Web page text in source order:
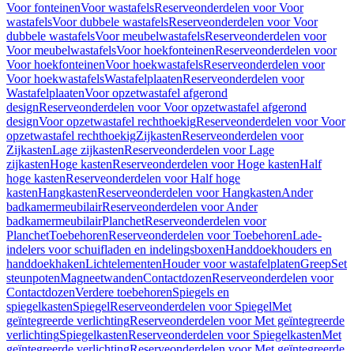
Voor fonteinenVoor wastafelsReserveonderdelen voor Voor
wastafelsVoor dubbele wastafelsReserveonderdelen voor Voor
dubbele wastafelsVoor meubelwastafelsReserveonderdelen voor
Voor meubelwastafelsVoor hoekfonteinenReserveonderdelen voor
Voor hoekfonteinenVoor hoekwastafelsReserveonderdelen voor
Voor hoekwastafelsWastafelplaatenReserveonderdelen voor
WastafelplaatenVoor opzetwastafel afgerond
designReserveonderdelen voor Voor opzetwastafel afgerond
designVoor opzetwastafel rechthoekigReserveonderdelen voor Voor
opzetwastafel rechthoekigZijkastenReserveonderdelen voor
ZijkastenLage zijkastenReserveonderdelen voor Lage
zijkastenHoge kastenReserveonderdelen voor Hoge kastenHalf
hoge kastenReserveonderdelen voor Half hoge
kastenHangkastenReserveonderdelen voor HangkastenAnder
badkamermeubilairReserveonderdelen voor Ander
badkamermeubilairPlanchetReserveonderdelen voor
PlanchetToebehorenReserveonderdelen voor ToebehorenLade-
indelers voor schuifladen en indelingsboxenHanddoekhouders en
handdoekhakenLichtelementenHouder voor wastafelplatenGreepSet
steunpotenMagneetwandenContactdozenReserveonderdelen voor
ContactdozenVerdere toebehorenSpiegels en
spiegelkastenSpiegelReserveonderdelen voor SpiegelMet
geïntegreerde verlichtingReserveonderdelen voor Met geïntegreerde
verlichtingSpiegelkastenReserveonderdelen voor SpiegelkastenMet